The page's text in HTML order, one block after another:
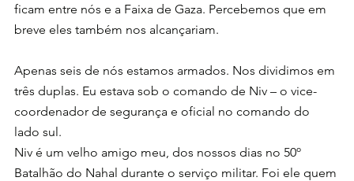
ficam entre nós e a Faixa de Gaza. Percebemos que em
breve eles também nos alcançariam.
Apenas seis de nós estamos armados. Nos dividimos em
três duplas. Eu estava sob o comando de Niv – o vice-
coordenador de segurança e oficial no comando do
lado sul.
Niv é um velho amigo meu, dos nossos dias no 50º
Batalhão do Nahal durante o serviço militar. Foi ele quem